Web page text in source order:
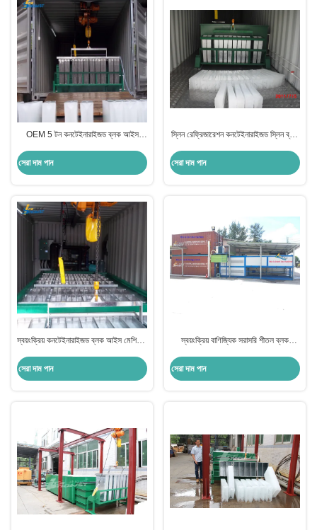
OEM 5 টন কনটেইনারাইজড ব্লক আইস
সেরা দাম পান
স্লিন রেফ্রিজারেশন কনটেইনারাইজড স্লিন ব্লক
সেরা দাম পান
স্বয়ংক্রিয় কনটেইনারাইজড ব্লক আইস মেশিন 5
সেরা দাম পান
স্বয়ংক্রিয় বাণিজ্যিক সরাসরি শীতল ব্লক
সেরা দাম পান